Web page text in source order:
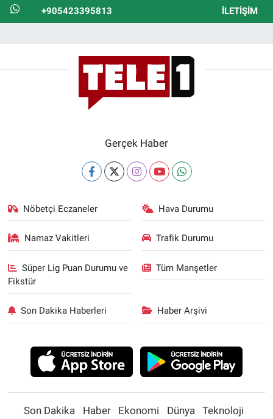
+905423395813 İLETIŞIM
Gerçek Haber
Nöbetçi Eczaneler Hava Durumu
Namaz Vakitleri Trafik Durumu
Süper Lig Puan Durumu ve
Fikstür
Tüm Manşetler
Son Dakika Haberleri Haber Arşivi
Son Dakika Haber Ekonomi Dünya Teknoloji